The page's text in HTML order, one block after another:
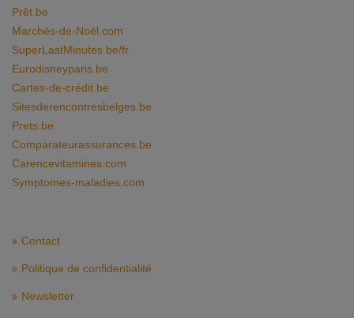
Prêt.be
Marchés-de-Noël.com
SuperLastMinutes.be/fr
Eurodisneyparis.be
Cartes-de-crédit.be
Sitesderencontresbelges.be
Prets.be
Comparateurassurances.be
Carencevitamines.com
Symptomes-maladies.com
Contact
Politique de confidentialité
Newsletter